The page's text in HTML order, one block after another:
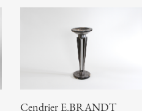
Cendrier E.BRANDT